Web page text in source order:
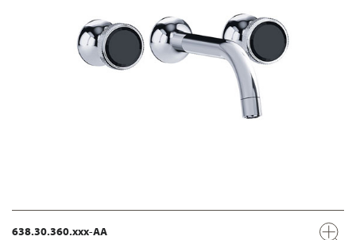
638.30.360.xxx-AA